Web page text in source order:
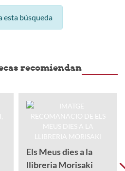
esta búsqueda
recomiendan
Els Meus dies a la
llibreria Morisaki